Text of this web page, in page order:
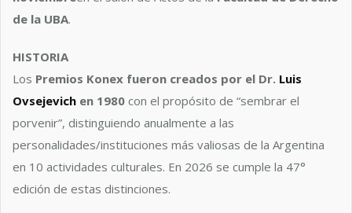
de la UBA.
HISTORIA
Los Premios Konex fueron creados por el Dr. Luis
Ovsejevich en 1980 con el propósito de “sembrar el
porvenir”, distinguiendo anualmente a las
personalidades/instituciones más valiosas de la Argentina
en 10 actividades culturales. En 2026 se cumple la 47°
edición de estas distinciones.